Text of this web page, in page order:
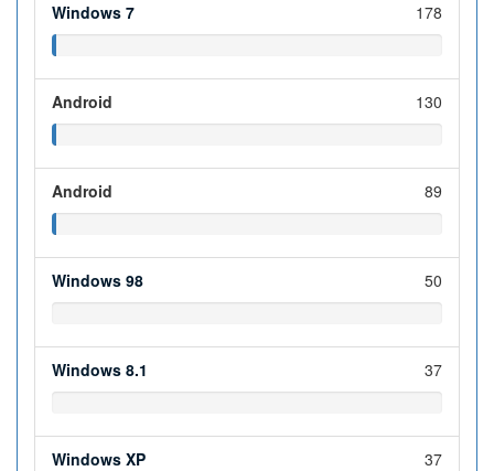
Windows 7 178
Android 130
Android 89
Windows 98 50
Windows 8.1 37
Windows XP 37